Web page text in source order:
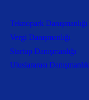
Teknopark Danışmanlığı
Vergi Danışmanlığı
Startup Danışmanlığı
Uluslararası Danışmanlık